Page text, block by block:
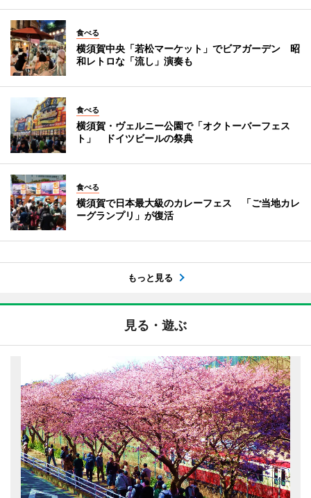
食べる
横須賀中央「若松マーケット」でビアガーデン 昭
和レトロな「流し」演奏も
食べる
横須賀・ヴェルニー公園で「オクトーバーフェス
ト」 ドイツビールの祭典
食べる
横須賀で日本最大級のカレーフェス 「ご当地カレ
ーグランプリ」が復活
もっと見る
見る・遊ぶ